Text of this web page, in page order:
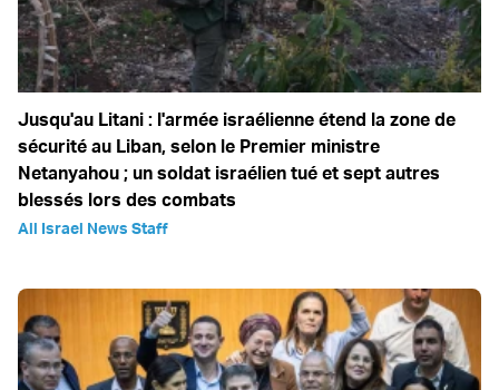
Jusqu'au Litani : l'armée israélienne étend la zone de
sécurité au Liban, selon le Premier ministre
Netanyahou ; un soldat israélien tué et sept autres
blessés lors des combats
All Israel News Staff